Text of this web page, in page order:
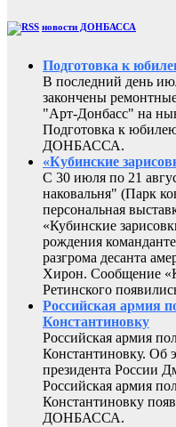
новости ДОНБАССА
Подготовка к
В последний день
закончены
"Арт-Донбасс" на
Подготовка к
ДОНБАССА.
«Кубинские
С 30 июля по 21
наковальня" (Парк
персональная
«Кубинские
рождения
разгрома десанта
Хирон. Сообщение
Ретинского
Российская армия
Константиновку
Российская армия
Константиновку. Об
президента России
Российская армия
Константиновку
ДОНБАССА.